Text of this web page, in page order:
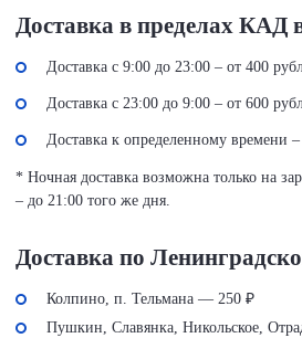
Доставка в пределах КАД
Доставка с 9:00 до 23:00 – от 400
Доставка с 23:00 до 9:00 – от 600
Доставка к определенному времени –
* Ночная доставка возможна только на
– до 21:00 того же дня.
Доставка по
Колпино, п. Тельмана — 250 ₽
Пушкин, Славянка, Никольское,